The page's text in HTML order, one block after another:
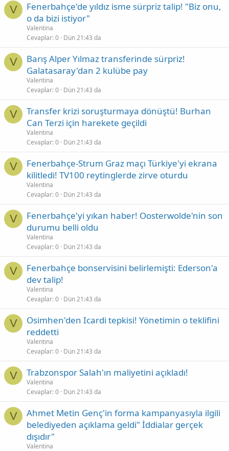
V
Fenerbahçe'de yıldız isme sürpriz talip! "Biz onu,
o da bizi istiyor"
Valentina
Cevaplar 0 Dün 21:43 da
V
Barış Alper Yılmaz transferinde sürpriz!
Galatasaray'dan 2 kulübe pay
Valentina
Cevaplar 0 Dün 21:43 da
V
Transfer krizi soruşturmaya dönüştü! Burhan
Can Terzi için harekete geçildi
Valentina
Cevaplar 0 Dün 21:43 da
V
Fenerbahçe-Strum Graz maçı Türkiye'yi ekrana
kilitledi! TV100 reytinglerde zirve oturdu
Valentina
Cevaplar 0 Dün 21:43 da
V
Fenerbahçe'yi yıkan haber! Oosterwolde'nin son
durumu belli oldu
Valentina
Cevaplar 0 Dün 21:43 da
V
Fenerbahçe bonservisini belirlemişti: Ederson'a
dev talip!
Valentina
Cevaplar 0 Dün 21:43 da
V
Osimhen'den Icardi tepkisi! Yönetimin o teklifini
reddetti
Valentina
Cevaplar 0 Dün 21:43 da
V Trabzonspor Salah'ın maliyetini açıkladı!
Valentina
Cevaplar 0 Dün 21:43 da
V
Ahmet Metin Genç'in forma kampanyasıyla ilgili
belediyeden açıklama geldi" İddialar gerçek
dışıdır"
Valentina